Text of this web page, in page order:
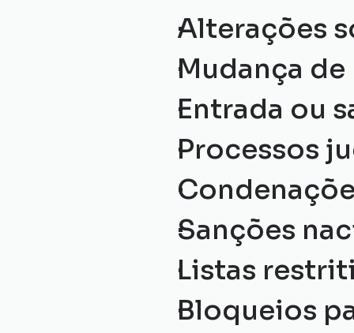
Alterações
Mudança
Entrada ou
Processos
Sanções
Listas
Bloqueios